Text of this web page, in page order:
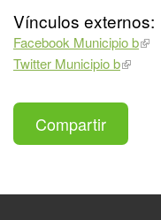
Vínculos externos:
Facebook Municipio b
Twitter Municipio b
Compartir